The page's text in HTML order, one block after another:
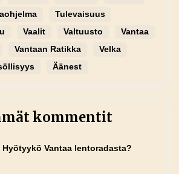
Tulevaisuus
Vaalit Valtuusto
Vantaa
Vantaan Ratikka
Velka
Äänest
kommentit
Hyötyykö Vantaa lentoradasta?